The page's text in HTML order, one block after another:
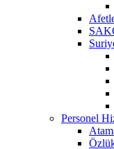
Personel